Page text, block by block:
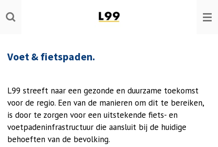
Ga
direct
hoofdinhoud
Voet & fietspaden.
L99 streeft naar een gezonde en duurzame toekomst
voor de regio. Een van de manieren om dit te bereiken,
is door te zorgen voor een uitstekende fiets- en
voetpadeninfrastructuur die aansluit bij de huidige
behoeften van de bevolking.